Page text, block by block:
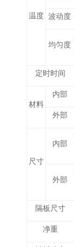
温度 波动度
均匀度
定时时间
材料
内部
外部
尺寸
内部
外部
隔板尺寸
净重